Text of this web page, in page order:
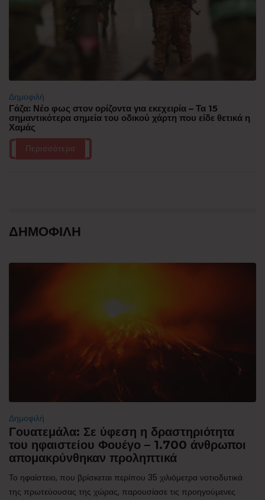
Δημοφιλή
Γάζα: Νέο φως στον ορίζοντα για εκεχειρία – Τα 15
σημαντικότερα σημεία του οδικού χάρτη που είδε θετικά η
Χαμάς
Περισσότερα
ΔΗΜΟΦΙΛΗ
Δημοφιλή
Γουατεμάλα: Σε ύφεση η δραστηριότητα
του ηφαιστείου Φουέγο – 1.700 άνθρωποι
απομακρύνθηκαν προληπτικά
Το ηφαίστειο, που βρίσκεται περίπου 35 χιλιόμετρα νοτιοδυτικά
της πρωτεύουσας της χώρας, παρουσίασε τις προηγούμενες